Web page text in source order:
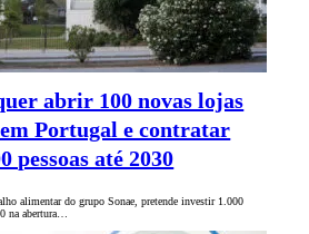
abrir 100 novas lojas
Portugal e contratar
pessoas até 2030
alimentar do grupo Sonae, pretende investir 1.000
na abertura…